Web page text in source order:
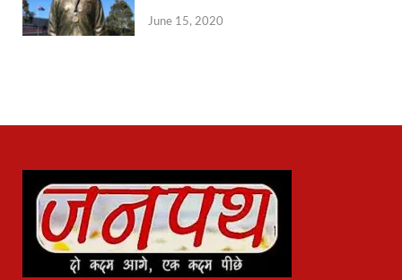
June 15, 2020